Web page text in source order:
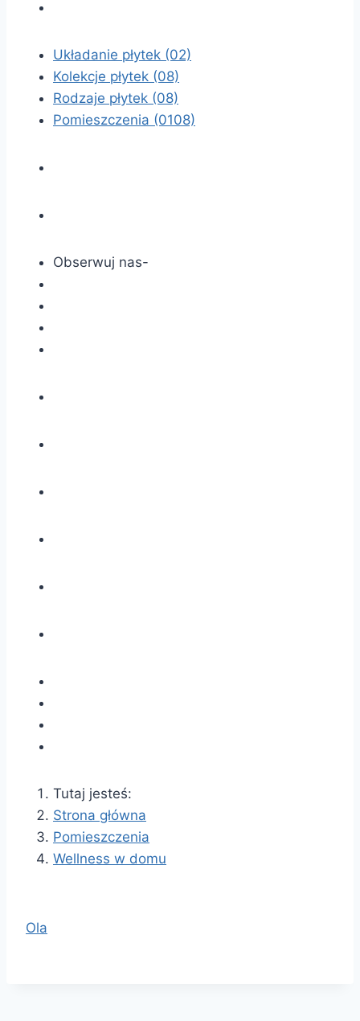
Układanie płytek (02)
Kolekcje płytek (08)
Rodzaje płytek (08)
Pomieszczenia (0108)
Obserwuj nas-
Tutaj jesteś:
Strona główna
Pomieszczenia
Wellness w domu
Ola